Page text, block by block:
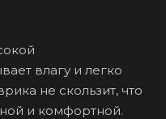
влагу и легко
не скользит, что
и комфортной.